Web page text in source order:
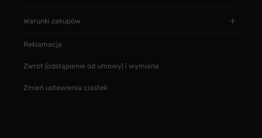
Warunki zakupów
Reklamacja
Zwrot (odstąpienie od umowy) i wymiana
Zmień ustawienia ciastek